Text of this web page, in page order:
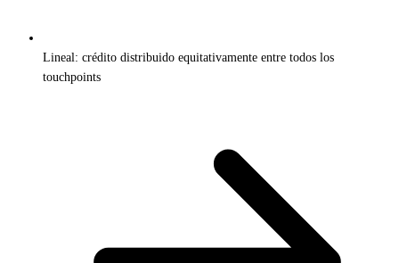
Lineal: crédito distribuido equitativamente entre todos los
touchpoints